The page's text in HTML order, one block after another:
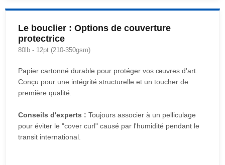
Le bouclier : Options de couverture
protectrice
80lb - 12pt (210-350gsm)
Papier cartonné durable pour protéger vos œuvres d'art.
Conçu pour une intégrité structurelle et un toucher de
première qualité.
Conseils d'experts : Toujours associer à un pelliculage
pour éviter le "cover curl" causé par l'humidité pendant le
transit international.